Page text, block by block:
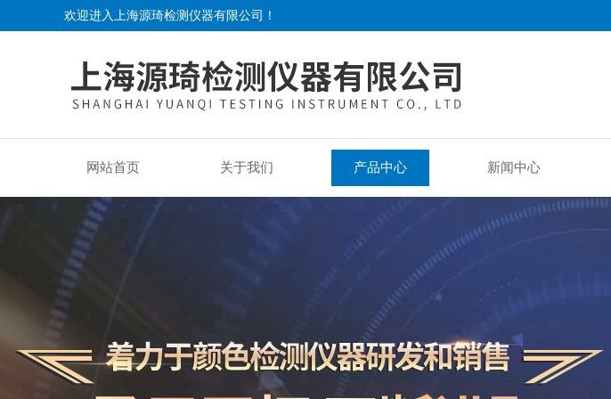
欢迎进入上海源琦检测仪器有限公司！
网站首页 关于我们 产品中心 新闻中心